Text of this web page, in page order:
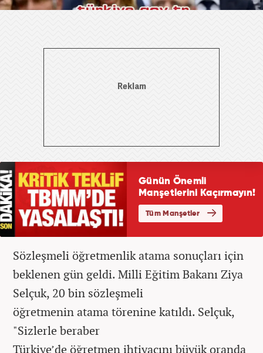
Sözleşmeli öğretmenlik atama sonuçları için
beklenen gün geldi. Milli Eğitim Bakanı Ziya
Selçuk, 20 bin sözleşmeli
öğretmenin atama törenine katıldı. Selçuk,
"Sizlerle beraber
Türkiye’de öğretmen ihtiyacını büyük oranda